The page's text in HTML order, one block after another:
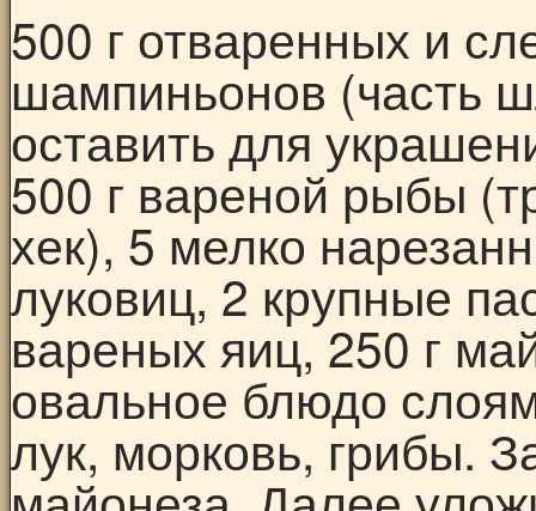
500 г отваренных и
шампиньонов (часть
оставить для
500 г вареной рыбы
хек), 5 мелко
луковиц, 2 крупные
вареных яиц, 250 г
овальное блюдо
лук, морковь, грибы.